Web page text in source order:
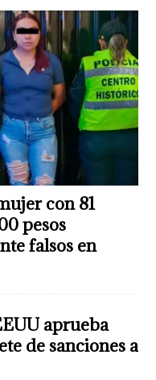
C-5
con 81
pesos
falsos en
aprueba
de sanciones a